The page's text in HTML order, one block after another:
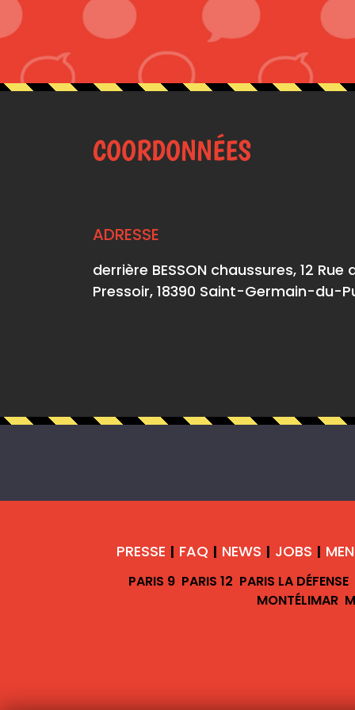
COORDONNÉES
ADRESSE
derrière BESSON chaussures, 12 Rue
Pressoir, 18390 Saint-Germain-du-
PRESSE | FAQ | NEWS | JOBS |
PARIS 9 PARIS 12 PARIS LA DÉFENSE
MONTÉLIMAR